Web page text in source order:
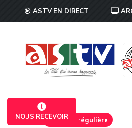
ASTV EN DIRECT
NOUS RECEVOIREmission régulière